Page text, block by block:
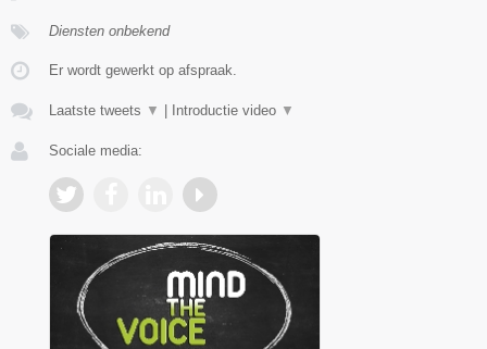
Diensten onbekend
Er wordt gewerkt op afspraak.
Laatste tweets ▼ Introductie video ▼
Sociale media: